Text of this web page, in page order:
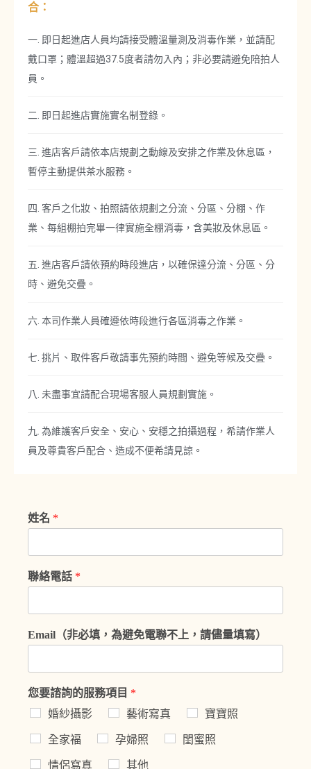
合：
一. 即日起進店人員均請接受體溫量測及消毒作業，並請配
戴口罩；體溫超過37.5度者請勿入內；非必要請避免陪拍人
員。
二. 即日起進店實施實名制登錄。
三. 進店客戶請依本店規劃之動線及安排之作業及休息區，
暫停主動提供茶水服務。
四. 客戶之化妝、拍照請依規劃之分流、分區、分棚、作
業、每組棚拍完畢一律實施全棚消毒，含美妝及休息區。
五. 進店客戶請依預約時段進店，以確保達分流、分區、分
時、避免交疊。
六. 本司作業人員確遵依時段進行各區消毒之作業。
七. 挑片、取件客戶敬請事先預約時間、避免等候及交疊。
八. 未盡事宜請配合現場客服人員規劃實施。
九. 為維護客戶安全、安心、安穩之拍攝過程，希請作業人
員及尊貴客戶配合、造成不便希請見諒。
姓名 *
聯絡電話 *
Email（非必填，為避免電聯不上，請儘量填寫）
您要諮詢的服務項目 *
婚紗攝影
藝術寫真 寶寶照
全家福 孕婦照 閨蜜照
情侶寫真 其他